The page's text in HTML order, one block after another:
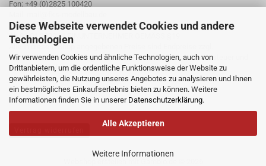
Diese Webseite verwendet Cookies und andere
Technologien
Wir verwenden Cookies und ähnliche Technologien, auch von
Drittanbietern, um die ordentliche Funktionsweise der Website zu
gewährleisten, die Nutzung unseres Angebotes zu analysieren und Ihnen
ein bestmögliches Einkaufserlebnis bieten zu können. Weitere
Informationen finden Sie in unserer Datenschutzerklärung.
Alle Akzeptieren
Weitere Informationen
Fon: +49 (0)2825 100420
Ab 01.01.2020 KLEINUNTERNEHMER GEMÄSS §19
Alle in diesem Shop angegebenen Preise sind Endpreise zzgl.
Versandkosten. Gemäß § 19 UStG erheben wir keine Umsatzsteuer und
weisen diese folglich in Rechnungen auch nicht aus.
© 2016 - 2020 by FKS-Modellbau
Gerd Gehrmann